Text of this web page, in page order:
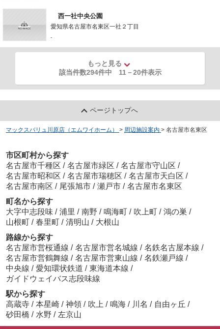
西一社中央公園
愛知県名古屋市名東区一社２丁目
-
もっと見る
該当件数294件中 11 －20件表示
ページトップへ
マックスバリュ川原店（エムワイホーム） > 周辺施設案内 > 名古屋市名東区
市区町村から探す
名古屋市千種区 / 名古屋市緑区 / 名古屋市守山区 /
名古屋市昭和区 / 名古屋市瑞穂区 / 名古屋市天白区 /
名古屋市南区 / 尾張旭市 / 瀬戸市 / 名古屋市名東区
町名から探す
大字中志段味 / 浦里 / 南野 / 鳴海町 / 吹上町 / 鴻の巣 /
山根町 / 春里町 / 清明山 / 大根山
路線から探す
名古屋市営桜通線 / 名古屋市営名城線 / 名鉄名古屋本線 /
名古屋市営鶴舞線 / 名古屋市営東山線 / 名鉄瀬戸線 /
中央線 / 愛知環状鉄道 / 東海道本線 /
ガイドウェイバス志段味線
駅から探す
高蔵寺 / 本星崎 / 神領 / 吹上 / 鳴海 / 川名 / 自由ヶ丘 /
砂田橋 / 水野 / 左京山